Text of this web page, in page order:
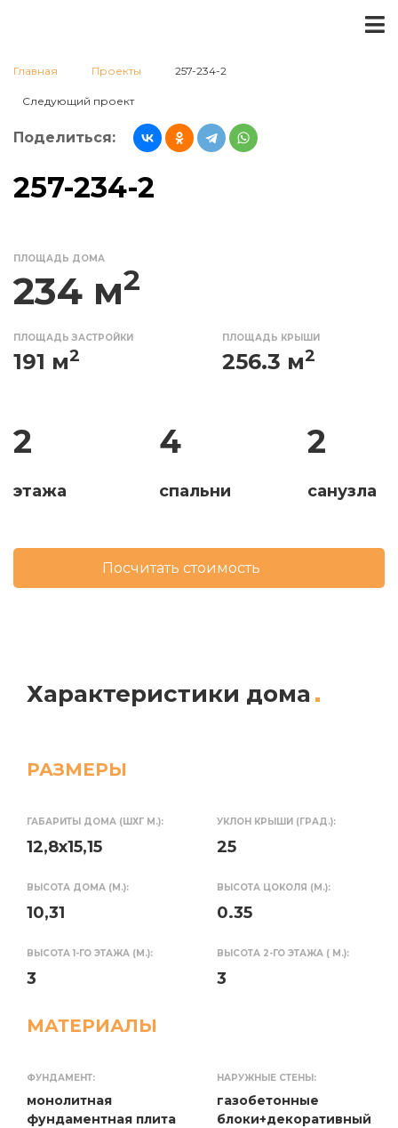
Главная Проекты 257-234-2
Следующий проект
Поделиться:
257-234-2
ПЛОЩАДЬ ДОМА
234 м2
ПЛОЩАДЬ ЗАСТРОЙКИ
191 м2
ПЛОЩАДЬ КРЫШИ
256.3 м2
2
этажа
4
спальни
2
санузла
Посчитать стоимость
Характеристики дома
РАЗМЕРЫ
ГАБАРИТЫ ДОМА (ШХГ М.):
12,8x15,15
УКЛОН КРЫШИ (ГРАД.):
25
ВЫСОТА ДОМА (М.):
10,31
ВЫСОТА ЦОКОЛЯ (М.):
0.35
ВЫСОТА 1-ГО ЭТАЖА (М.):
3
ВЫСОТА 2-ГО ЭТАЖА ( М.):
3
МАТЕРИАЛЫ
ФУНДАМЕНТ:
монолитная
фундаментная плита
НАРУЖНЫЕ СТЕНЫ:
газобетонные
блоки+декоративный